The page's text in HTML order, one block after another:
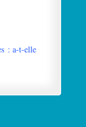
: a-t-elle